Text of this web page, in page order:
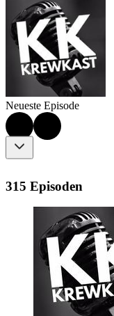
Neueste Episode
315 Episoden